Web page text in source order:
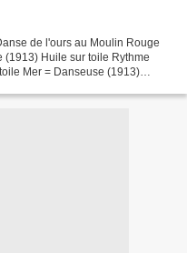
de l'ours au Moulin Rouge
Huile sur toile Rythme
Mer = Danseuse (1913)